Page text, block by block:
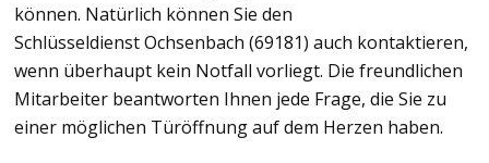
können. Natürlich können Sie den
Schlüsseldienst Ochsenbach (69181) auch kontaktieren,
wenn überhaupt kein Notfall vorliegt. Die freundlichen
Mitarbeiter beantworten Ihnen jede Frage, die Sie zu
einer möglichen Türöffnung auf dem Herzen haben.